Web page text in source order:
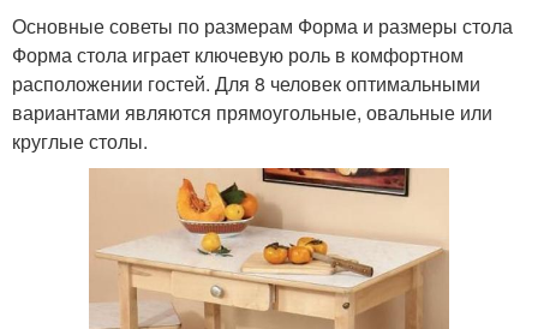
Основные советы по размерам Форма и размеры стола
Форма стола играет ключевую роль в комфортном
расположении гостей. Для 8 человек оптимальными
вариантами являются прямоугольные, овальные или
круглые столы.